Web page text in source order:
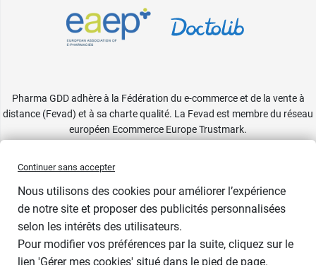
Pharma GDD adhère à la Fédération du e-commerce et de la vente à
distance (Fevad) et à sa charte qualité. La Fevad est membre du réseau
européen Ecommerce Europe Trustmark.
Continuer sans accepter
Nous utilisons des cookies pour améliorer l’expérience
de notre site et proposer des publicités personnalisées
selon les intérêts des utilisateurs.
Pour modifier vos préférences par la suite, cliquez sur le
lien 'Gérer mes cookies' situé dans le pied de page.